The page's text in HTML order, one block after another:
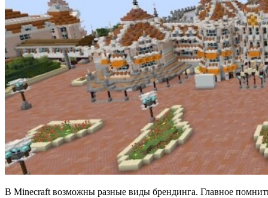
В Minecraft возможны разные виды брендинга. Главное